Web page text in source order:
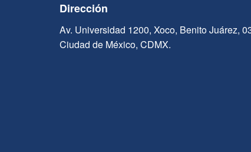
Dirección
Av. Universidad 1200, Xoco, Benito Juárez,
Ciudad de México, CDMX.